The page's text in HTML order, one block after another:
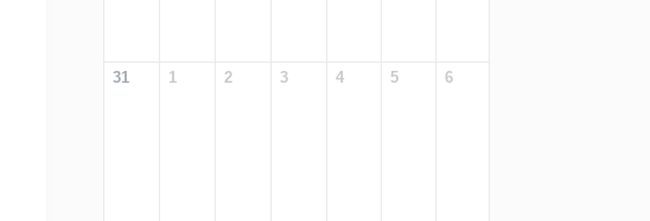
31 1 2 3 4 5 6